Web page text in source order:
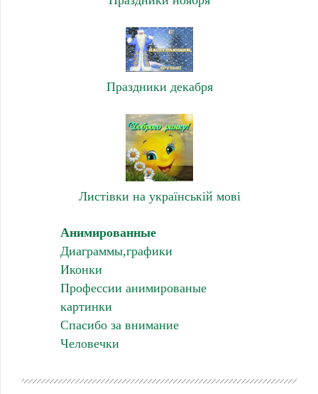
Праздники декабря
Листівки на українській мові
Анимированные
Диаграммы,графики
Иконки
Профессии анимированые
картинки
Спасибо за внимание
Человечки